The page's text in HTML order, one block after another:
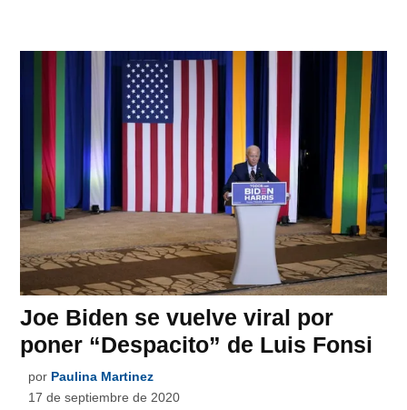
Joe Biden se vuelve viral por
poner “Despacito” de Luis Fonsi
por Paulina Martinez
17 de septiembre de 2020